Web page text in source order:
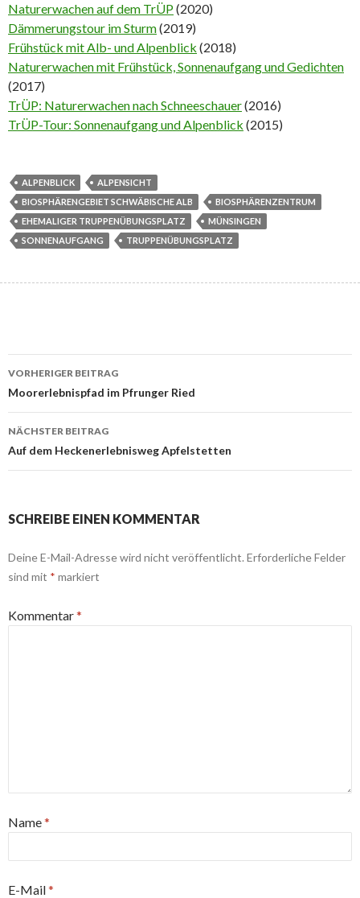
Naturerwachen auf dem TrÜP(2020)
Dämmerungstour im Sturm(2019)
Frühstück mit Alb- und Alpenblick (2018)
Naturerwachen mit Frühstück, Sonnenaufgang und Gedichten
(2017)
TrÜP: Naturerwachen nach Schneeschauer(2016)
TrÜP-Tour: Sonnenaufgang und Alpenblick (2015)
ALPENBLICK
ALPENSICHT
BIOSPHÄRENGEBIET SCHWÄBISCHE ALB
BIOSPHÄRENZENTRUM
EHEMALIGER TRUPPENÜBUNGSPLATZ
MÜNSINGEN
SONNENAUFGANG
TRUPPENÜBUNGSPLATZ
Beitrags-
Navigation
VORHERIGER BEITRAG
Moorerlebnispfad im Pfrunger Ried
NÄCHSTER BEITRAG
Auf dem Heckenerlebnisweg Apfelstetten
SCHREIBE EINEN KOMMENTAR
Deine E-Mail-Adresse wird nicht veröffentlicht. Erforderliche Felder
sind mit * markiert
Kommentar*
Name*
E-Mail*